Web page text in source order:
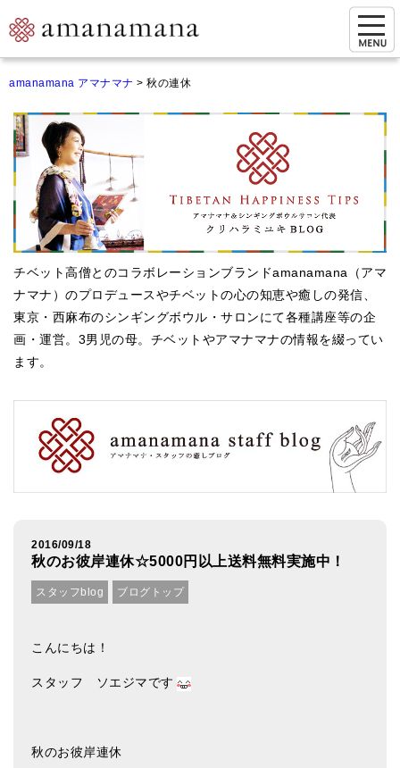
マイページ
ご来店予約（実店舗）
ご来店&購入
オンライン相談&購入
シンギングボウル講座
倍音呼吸法レッスン
オンラインショップ
カートを見る
アマナマナのシンギングボウル
チベット・シンギングボウル
マンダラ彫（黒・渋金）
特大シンギングボウル・特殊柄
スティック・マレット・リング（台座）
プレミアム・ティンシャ（L・M）
amanamana アマナマナ > 秋の連休
チベット高僧とのコラボレーションブランドamanamana（アマ
ナマナ）のプロデュースやチベットの心の知恵や癒しの発信、
東京・西麻布のシンギングボウル・サロンにて各種講座等の企
画・運営。3男児の母。チベットやアマナマナの情報を綴ってい
ます。
2016/09/18
秋のお彼岸連休☆5000円以上送料無料実施中！
スタッフblog ブログトップ
こんにちは！
スタッフ ソエジマです
秋のお彼岸連休